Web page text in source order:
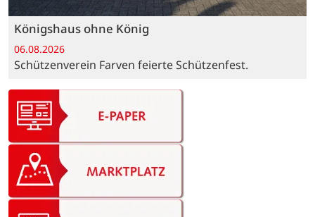
Königshaus ohne König
06.08.2026
Schützenverein Farven feierte Schützenfest.